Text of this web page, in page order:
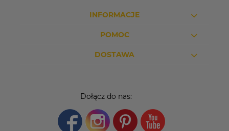
INFORMACJE
POMOC
DOSTAWA
Dołącz do nas: